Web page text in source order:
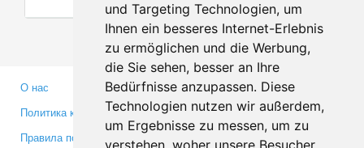
und Targeting Technologien, um
Ihnen ein besseres Internet-Erlebnis
zu ermöglichen und die Werbung,
die Sie sehen, besser an Ihre
Bedürfnisse anzupassen. Diese
Technologien nutzen wir außerdem,
um Ergebnisse zu messen, um zu
verstehen, woher unsere Besucher
О нас
Политика конфиденциальности
Правила пользования
Партнерам
Инвесторам